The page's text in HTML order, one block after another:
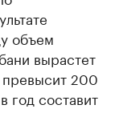
объем
вырастет
превысит 200
год составит